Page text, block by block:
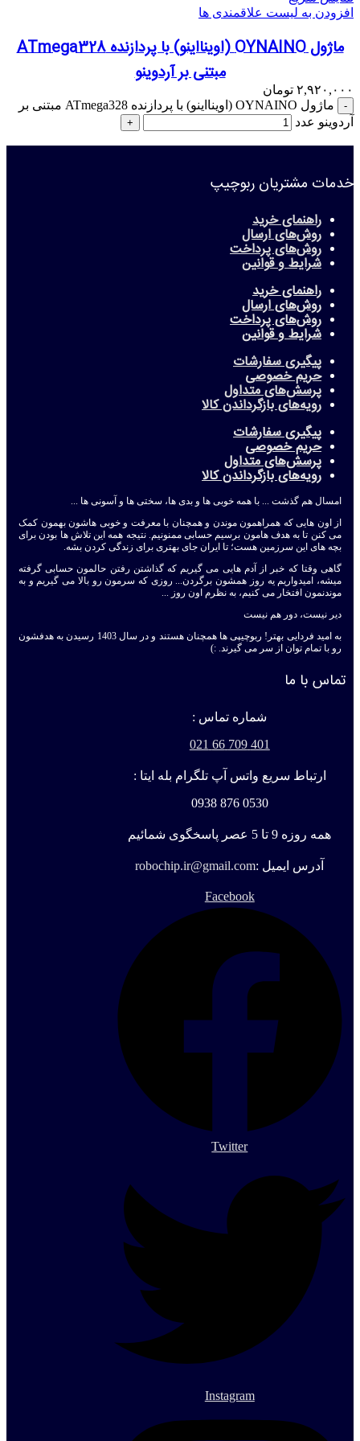
افزودن به لیست علاقمندی ها
ماژول OYNAINO (اوینااینو) با پردازنده ATmega328
مبتنی بر آردوینو
۲,۹۲۰,۰۰۰ تومان
ماژول OYNAINO (اوینااینو) با پردازنده ATmega328 مبتنی بر
آردوینو عدد
خدمات مشتریان ربوچیپ
راهنمای خرید
روش‌های ارسال
روش‌های پرداخت
شرایط و قوانین
راهنمای خرید
روش‌های ارسال
روش‌های پرداخت
شرایط و قوانین
پیگیری سفارشات
حریم خصوصی
پرسش‌های متداول
رویه‌های بازگرداندن کالا
پیگیری سفارشات
حریم خصوصی
پرسش‌های متداول
رویه‌های بازگرداندن کالا
امسال هم گذشت ... با همه خوبی ها و بدی ها، سختی ها و آسونی ها ...
از اون هایی که همراهمون موندن و همچنان با معرفت و خوبی هاشون بهمون کمک
می کنن تا به هدف هامون برسیم حسابی ممنونیم. نتیجه همه این تلاش ها بودن برای
بچه های این سرزمین هست؛ تا ایران جای بهتری برای زندگی کردن بشه.
گاهی وقتا که خبر از آدم هایی می گیریم که گذاشتن رفتن حالمون حسابی گرفته
میشه، امیدواریم یه روز همشون برگردن... روزی که سرمون رو بالا می گیریم و به
موندنمون افتخار می کنیم، به نظرم اون روز ...
دیر نیست، دور هم نیست
به امید فردایی بهتر! ربوچیپی ها همچنان هستند و در سال 1403 رسیدن به هدفشون
رو با تمام توان از سر می گیرند. :)
تماس با ما
شماره تماس :
401 709 66 021
ارتباط سریع واتس آپ تلگرام بله ایتا :
0530 876 0938
همه روزه 9 تا 5 عصر پاسخگوی شمائیم
آدرس ایمیل :robochip.ir@gmail.com
Facebook
Twitter
Instagram